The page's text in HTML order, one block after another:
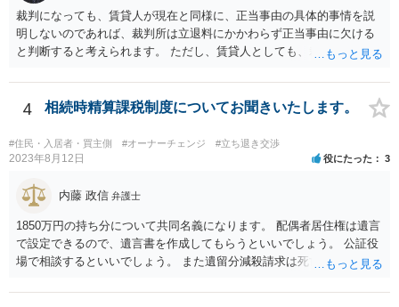
裁判になっても、賃貸人が現在と同様に、正当事由の具体的事情を説
明しないのであれば、裁判所は立退料にかかわらず正当事由に欠ける
と判断すると考えられます。 ただし、賃貸人としても、裁判を始める
資料を作成する、などの準備をするのが通常です。 その場合には、一
応の正当事由があるので立退料と引き換えに明渡請求が認められるこ
ともありますし、それでも一応の正当事由もないとして立退料にかか
わらず正当事由に欠けるとして明渡請求が認められないこともありま
す。
4 相続時精算課税制度についてお聞きいたします。
#住民・入居者・買主側 #オーナーチェンジ #立ち退き交渉
2023年8月12日 役にたった 3
内藤 政信 弁護士
1850万円の持ち分について共同名義になります。 配偶者居住権は遺言
で設定できるので、遺言書を作成してもらうといいでしょう。 公証役
場で相談するといいでしょう。 また遺留分減殺請求は死亡前10年分の
ね。